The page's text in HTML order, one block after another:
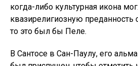
когда-либо культурная икона
квазирелигиозную преданность
то это был бы Пеле.
В Сантосе в Сан-Паулу, его